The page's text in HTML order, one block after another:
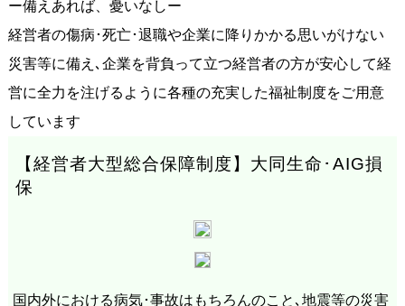
ー備えあれば、憂いなしー
経営者の傷病･死亡･退職や企業に降りかかる思いがけない
災害等に備え､企業を背負って立つ経営者の方が安心して経
営に全力を注げるように各種の充実した福祉制度をご用意
しています
【経営者大型総合保障制度】大同生命･AIG損
保
国内外における病気･事故はもちろんのこと､地震等の災害